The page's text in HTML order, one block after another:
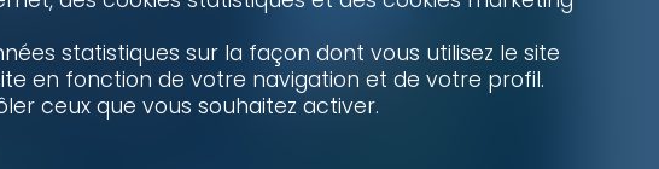
statistiques sur la façon dont vous utilisez le site
en fonction de votre navigation et de votre profil.
ceux que vous souhaitez activer.